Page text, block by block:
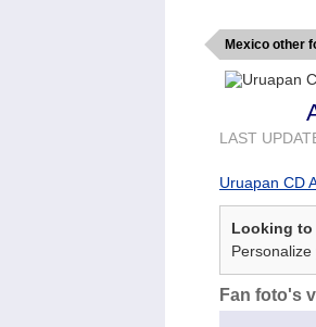
Mexico other
LAST
Uruapan CD
Looking to
Personalize
Fan foto's